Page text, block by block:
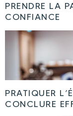
PRENDRE LA
CONFIANCE
PRATIQUER
CONCLURE